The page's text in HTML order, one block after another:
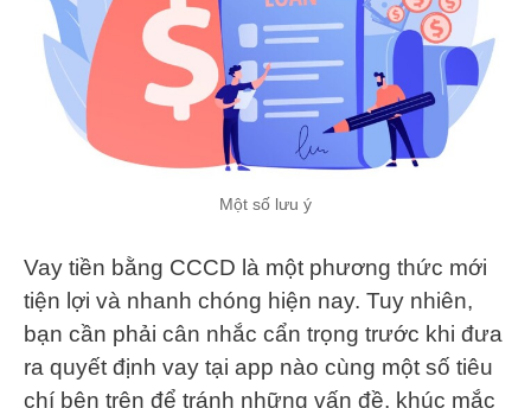
Một số lưu ý
Vay tiền bằng CCCD là một phương thức mới
tiện lợi và nhanh chóng hiện nay. Tuy nhiên,
bạn cần phải cân nhắc cẩn trọng trước khi đưa
ra quyết định vay tại app nào cùng một số tiêu
chí bên trên để tránh những vấn đề, khúc mắc